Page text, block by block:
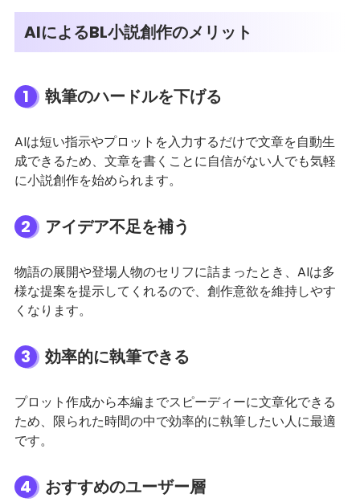
AIによるBL小説創作のメリット
1 執筆のハードルを下げる
AIは短い指示やプロットを入力するだけで文章を自動生
成できるため、文章を書くことに自信がない人でも気軽
に小説創作を始められます。
2 アイデア不足を補う
物語の展開や登場人物のセリフに詰まったとき、AIは多
様な提案を提示してくれるので、創作意欲を維持しやす
くなります。
3 効率的に執筆できる
プロット作成から本編までスピーディーに文章化できる
ため、限られた時間の中で効率的に執筆したい人に最適
です。
4 おすすめのユーザー層